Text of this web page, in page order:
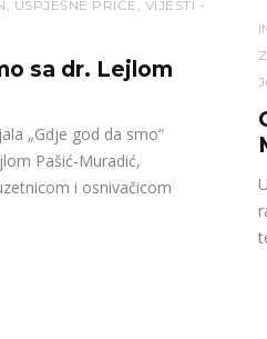
, USPJEŠNE PRIČE , VIJESTI
sa dr. Lejlom
„Gdje god da smo“
Pašić-Muradić,
i osnivačicom